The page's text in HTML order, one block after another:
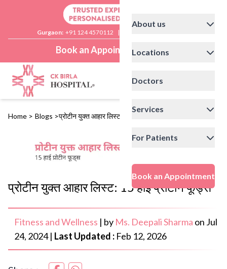
Gurgaon: +91 124 4570112 |
Book an Appointment
About us
Locations
Doctors
Services
For Patients
Book an Appointment
Home > Blogs >प्रोटीन युक्त आहार लिस्ट: 15 हाई प्रोटीन फूड्स
प्रोटीन युक्त आहार लिस्ट: 15 हाई प्रोटीन फूड्स
Fitness and Wellness | by Ms. Deepali Sharma on Jul
24, 2024 | Last Updated : Feb 12, 2026